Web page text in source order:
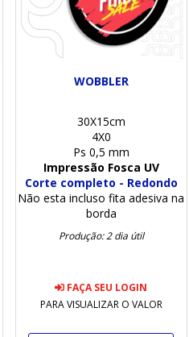
WOBBLER
30X15cm
4X0
Ps 0,5 mm
Impressão Fosca UV
Corte completo - Redondo
Não esta incluso fita adesiva na
borda
Produção: 2 dia útil
FAÇA SEU LOGIN
PARA VISUALIZAR O VALOR